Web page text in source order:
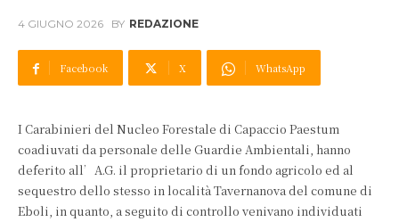
4 GIUGNO 2026 BY REDAZIONE
Facebook X WhatsApp
I Carabinieri del Nucleo Forestale di Capaccio Paestum
coadiuvati da personale delle Guardie Ambientali, hanno
deferito all’A.G. il proprietario di un fondo agricolo ed al
sequestro dello stesso in località Tavernanova del comune di
Eboli, in quanto, a seguito di controllo venivano individuati